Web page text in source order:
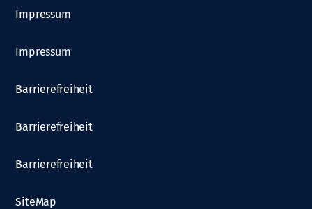
Impressum
Impressum
Barrierefreiheit
Barrierefreiheit
Barrierefreiheit
SiteMap